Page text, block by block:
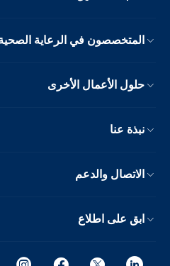
المتخصصون في الرعاية الصحية
حلول الأعمال الأخرى
نبذة عنا
الاتصال والدعم
ابق على اطلاع